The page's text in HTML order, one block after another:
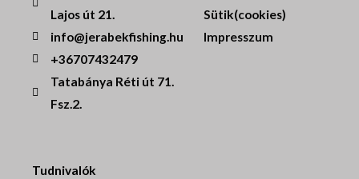
Lajos út 21.
info@jerabekfishing.hu
+36707432479
Tatabánya Réti út 71.
Fsz.2.
Sütik(cookies)
Impresszum
Tudnivalók